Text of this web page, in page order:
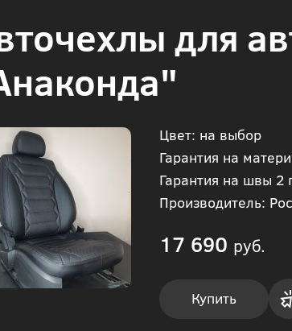
для
Цвет: на выбор
Гарантия на
Гарантия на швы 2
Производитель:
17 690 руб.
Купить